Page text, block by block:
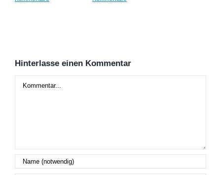
Hinterlasse einen Kommentar